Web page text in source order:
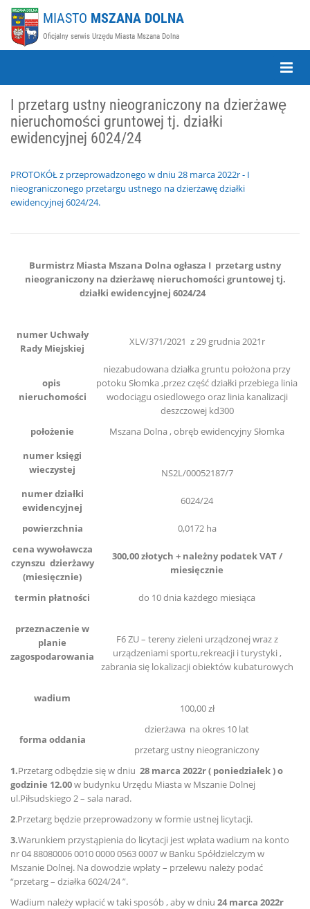
MIASTO MSZANA DOLNA
Oficjalny serwis Urzędu Miasta Mszana Dolna
Toggle
I przetarg ustny nieograniczony na dzierżawę
nieruchomości gruntowej tj. działki
ewidencyjnej 6024/24
PROTOKÓŁ z przeprowadzonego w dniu 28 marca 2022r - I
nieograniczonego przetargu ustnego na dzierżawę działki
ewidencyjnej 6024/24.
Burmistrz Miasta Mszana Dolna ogłasza I przetarg ustny
nieograniczony na dzierżawę nieruchomości gruntowej tj.
działki ewidencyjnej 6024/24
numer Uchwały
Rady Miejskiej
XLV/371/2021 z 29 grudnia 2021r
opis
nieruchomości
niezabudowana działka gruntu położona przy
potoku Słomka ,przez część działki przebiega linia
wodociągu osiedlowego oraz linia kanalizacji
deszczowej kd300
położenie
Mszana Dolna , obręb ewidencyjny Słomka
numer księgi
wieczystej
NS2L/00052187/7
numer działki
ewidencyjnej
6024/24
powierzchnia
0,0172 ha
cena wywoławcza
czynszu dzierżawy
(miesięcznie)
300,00 złotych + należny podatek VAT /
miesięcznie
termin płatności do 10 dnia każdego miesiąca
przeznaczenie w
planie
zagospodarowania
F6 ZU – tereny zieleni urządzonej wraz z
urządzeniami sportu,rekreacji i turystyki ,
zabrania się lokalizacji obiektów kubaturowych
wadium
100,00 zł
forma oddania
dzierżawa na okres 10 lat
przetarg ustny nieograniczony
1.Przetarg odbędzie się w dniu 28 marca 2022r ( poniedziałek ) o
godzinie 12.00w budynku Urzędu Miasta w Mszanie Dolnej
ul.Piłsudskiego 2 – sala narad.
2.Przetarg będzie przeprowadzony w formie ustnej licytacji.
3.Warunkiem przystąpienia do licytacji jest wpłata wadium na konto
nr 04 88080006 0010 0000 0563 0007 w Banku Spółdzielczym w
Mszanie Dolnej. Na dowodzie wpłaty – przelewu należy podać
“przetarg – działka 6024/24 ”.
Wadium należy wpłacić w taki sposób , aby w dniu 24 marca 2022r